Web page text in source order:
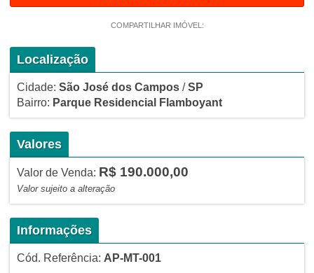
COMPARTILHAR IMÓVEL:
Localização
Cidade: São José dos Campos/SP
Bairro: Parque Residencial Flamboyant
Valores
Valor de Venda: R$ 190.000,00
Valor sujeito a alteração
Informações
Cód. Referência: AP-MT-001